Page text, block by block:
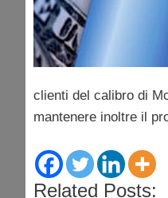
clienti del calibro di
mantenere inoltre il
Related Posts: